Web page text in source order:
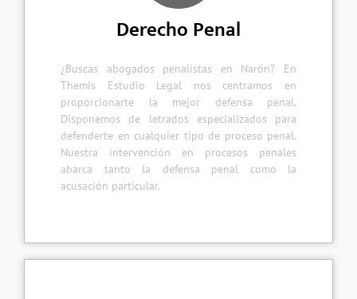
Derecho Penal
¿Buscas abogados penalistas en Narón? En
Themis Estudio Legal nos centramos en
proporcionarte la mejor defensa penal.
Disponemos de letrados especializados para
defenderte en cualquier tipo de proceso penal.
Nuestra intervención en procesos penales
abarca tanto la defensa penal como la
acusación particular.